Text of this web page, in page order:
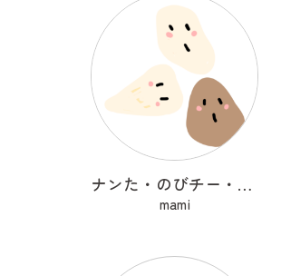
ナンた・のびチー・ショコナン
mami